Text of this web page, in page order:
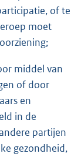
of te
moet
middel van
of door
en
in de
partijen
gezondheid,